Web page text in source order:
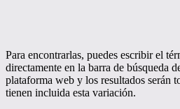
Para encontrarlas, puedes escribir el
directamente en la barra de búsqueda
plataforma web y los resultados serán
tienen incluida esta variación.